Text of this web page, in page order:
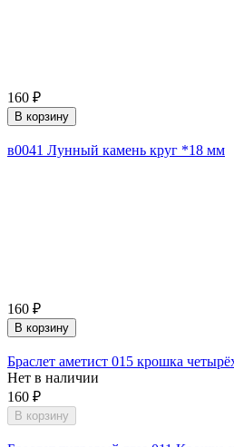
160 ₽
В корзину
в0041 Лунный камень круг *18 мм
160 ₽
В корзину
Браслет аметист 015 крошка
Нет в наличии
160 ₽
В корзину